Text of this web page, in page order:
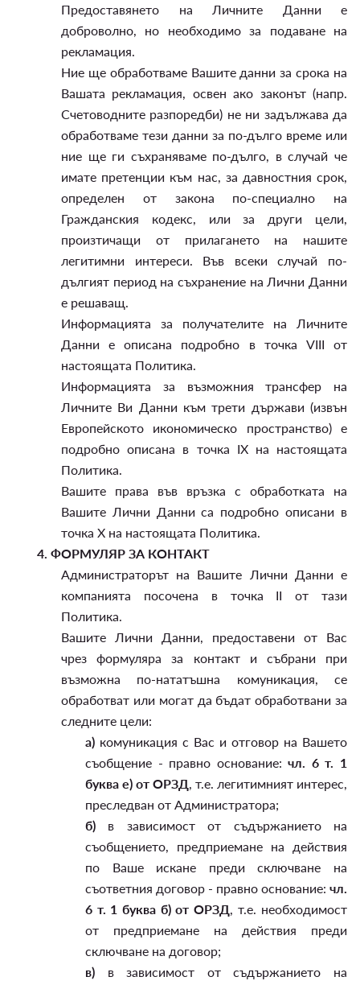
Предоставянето на Личните Данни е
доброволно, но необходимо за подаване на
рекламация.
Ние ще обработваме Вашите данни за срока на
Вашата рекламация, освен ако законът (напр.
Счетоводните разпоредби) не ни задължава да
обработваме тези данни за по-дълго време или
ние ще ги съхраняваме по-дълго, в случай че
имате претенции към нас, за давностния срок,
определен от закона по-специално на
Гражданския кодекс, или за други цели,
произтичащи от прилагането на нашите
легитимни интереси. Във всеки случай по-
дългият период на съхранение на Лични Данни
е решаващ.
Информацията за получателите на Личните
Данни е описана подробно в точка VIII от
настоящата Политика.
Информацията за възможния трансфер на
Личните Ви Данни към трети държави (извън
Европейското икономическо пространство) е
подробно описана в точка IX на настоящата
Политика.
Вашите права във връзка с обработката на
Вашите Лични Данни са подробно описани в
точка X на настоящата Политика.
4. ФОРМУЛЯР ЗА КОНТАКТ
Администраторът на Вашите Лични Данни е
компанията посочена в точка II от тази
Политика.
Вашите Лични Данни, предоставени от Вас
чрез формуляра за контакт и събрани при
възможна по-нататъшна комуникация, се
обработват или могат да бъдат обработвани за
следните цели:
а) комуникация с Вас и отговор на Вашето
съобщение - правно основание: чл. 6 т. 1
буква е) от ОРЗД, т.е. легитимният интерес,
преследван от Администратора;
б) в зависимост от съдържанието на
съобщението, предприемане на действия
по Ваше искане преди сключване на
съответния договор - правно основание: чл.
6 т. 1 буква б) от ОРЗД, т.е. необходимост
от предприемане на действия преди
сключване на договор;
в) в зависимост от съдържанието на